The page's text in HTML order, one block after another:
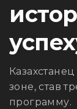
зоне, став
программу.